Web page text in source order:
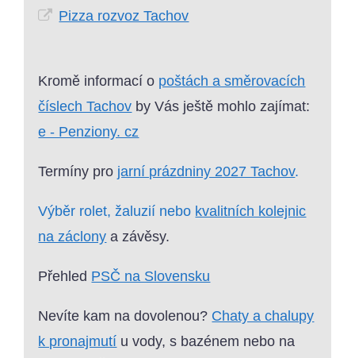
Pizza rozvoz Tachov
Kromě informací o poštách a směrovacích
číslech Tachov by Vás ještě mohlo zajímat:
e - Penziony. cz
Termíny pro jarní prázdniny 2027 Tachov.
Výběr rolet, žaluzií nebo kvalitních kolejnic
na záclony a závěsy.
Přehled PSČ na Slovensku
Nevíte kam na dovolenou? Chaty a chalupy
k pronajmutí u vody, s bazénem nebo na